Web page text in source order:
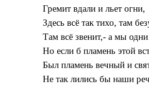
Гремит вдали и льет огни,
Здесь всё так тихо, там
Там всё звенит,- а мы
Но если б пламень этой
Был пламень вечный и
Не так лились бы наши